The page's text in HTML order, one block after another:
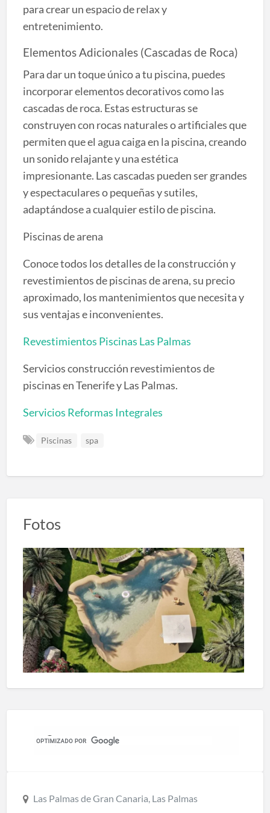
para crear un espacio de relax y
entretenimiento.
Elementos Adicionales (Cascadas de Roca)
Para dar un toque único a tu piscina, puedes
incorporar elementos decorativos como las
cascadas de roca. Estas estructuras se
construyen con rocas naturales o artificiales que
permiten que el agua caiga en la piscina, creando
un sonido relajante y una estética
impresionante. Las cascadas pueden ser grandes
y espectaculares o pequeñas y sutiles,
adaptándose a cualquier estilo de piscina.
Piscinas de arena
Conoce todos los detalles de la construcción y
revestimientos de piscinas de arena, su precio
aproximado, los mantenimientos que necesita y
sus ventajas e inconvenientes.
Revestimientos Piscinas Las Palmas
Servicios construcción revestimientos de
piscinas en Tenerife y Las Palmas.
Servicios Reformas Integrales
Piscinas spa
Fotos
Las Palmas de Gran Canaria, Las Palmas